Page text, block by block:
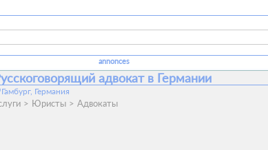
annonces
адвокат в Германии
Гамбург, Германия
Юристы Адвокаты